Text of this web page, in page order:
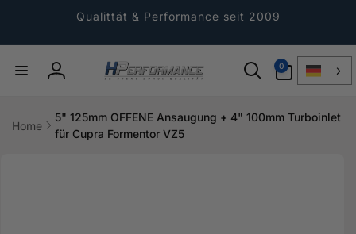
Qualittät & Performance seit 2009
Einloggen
0
Artikel
Home
5" 125mm OFFENE Ansaugung + 4" 100mm Turboinlet
für Cupra Formentor VZ5